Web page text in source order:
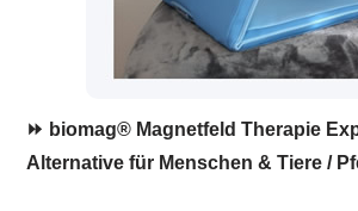
⏩ biomag® Magnetfeld Therapie
Alternative für Menschen & Tiere /